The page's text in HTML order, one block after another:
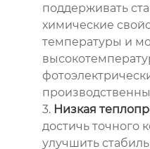
поддерживать
химические
температуры и
3. Низкая
достичь точного
улучшить